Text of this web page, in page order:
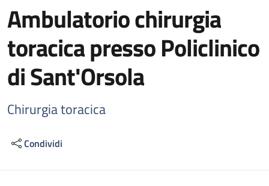
Ambulatorio chirurgia
toracica presso Policlinico
di Sant'Orsola
Chirurgia toracica
Condividi